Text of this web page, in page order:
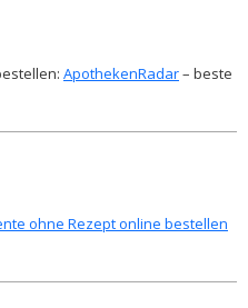
ApothekenRadar– beste
ohne Rezept online bestellen